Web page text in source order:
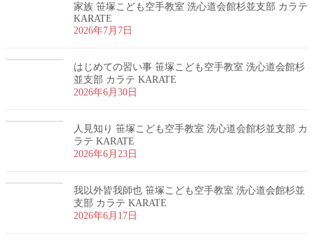
家族 笹塚こども空手教室 洗心道会館杉並支部 カラテ
KARATE
2026年7月7日
はじめての習い事 笹塚こども空手教室 洗心道会館杉
並支部 カラテ KARATE
2026年6月30日
人見知り 笹塚こども空手教室 洗心道会館杉並支部 カ
ラテ KARATE
2026年6月23日
我以外皆我師也 笹塚こども空手教室 洗心道会館杉並
支部 カラテ KARATE
2026年6月17日